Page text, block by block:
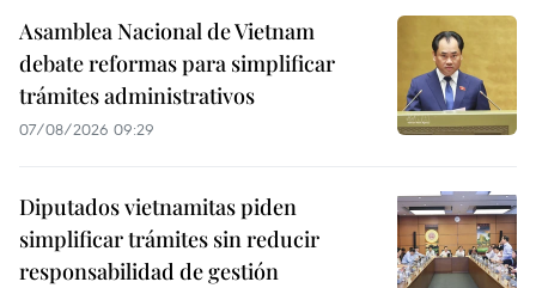
Asamblea Nacional de Vietnam
debate reformas para simplificar
trámites administrativos
07/08/2026 09:29
Diputados vietnamitas piden
simplificar trámites sin reducir
responsabilidad de gestión